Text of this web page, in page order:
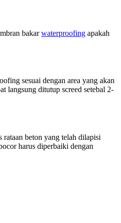
bakarwaterproofing apakah
sesuai dengan area yang akan
langsung ditutup screed setebal 2-
beton yang telah dilapisi
harus diperbaiki dengan